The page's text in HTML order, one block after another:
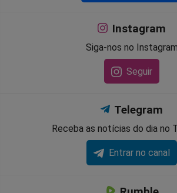
Instagram
Siga-nos no Instagram
Seguir
Telegram
Receba as notícias do dia no
Entrar no canal